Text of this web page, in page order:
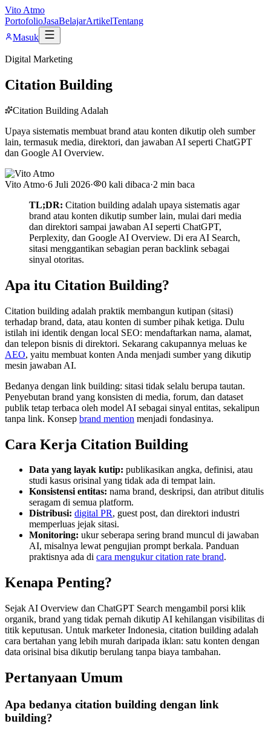
Vito Atmo
PortofolioJasaBelajarArtikelTentang
Masuk
Digital Marketing
Citation Building
Citation Building Adalah
Upaya sistematis membuat brand atau konten dikutip oleh sumber
lain, termasuk media, direktori, dan jawaban AI seperti ChatGPT
dan Google AI Overview.
Vito Atmo·6 Juli 2026· 0 kali dibaca·2 min baca
TL;DR: Citation building adalah upaya sistematis agar
brand atau konten dikutip sumber lain, mulai dari media
dan direktori sampai jawaban AI seperti ChatGPT,
Perplexity, dan Google AI Overview. Di era AI Search,
sitasi menggantikan sebagian peran backlink sebagai
sinyal otoritas.
Apa itu Citation Building?
Citation building adalah praktik membangun kutipan (sitasi)
terhadap brand, data, atau konten di sumber pihak ketiga. Dulu
istilah ini identik dengan local SEO: mendaftarkan nama, alamat,
dan telepon bisnis di direktori. Sekarang cakupannya meluas ke
AEO, yaitu membuat konten Anda menjadi sumber yang dikutip
mesin jawaban AI.
Bedanya dengan link building: sitasi tidak selalu berupa tautan.
Penyebutan brand yang konsisten di media, forum, dan dataset
publik tetap terbaca oleh model AI sebagai sinyal entitas, sekalipun
tanpa link. Konsep brand mention menjadi fondasinya.
Cara Kerja Citation Building
Data yang layak kutip: publikasikan angka, definisi, atau
studi kasus orisinal yang tidak ada di tempat lain.
Konsistensi entitas: nama brand, deskripsi, dan atribut ditulis
seragam di semua platform.
Distribusi: digital PR, guest post, dan direktori industri
memperluas jejak sitasi.
Monitoring: ukur seberapa sering brand muncul di jawaban
AI, misalnya lewat pengujian prompt berkala. Panduan
praktisnya ada di cara mengukur citation rate brand.
Kenapa Penting?
Sejak AI Overview dan ChatGPT Search mengambil porsi klik
organik, brand yang tidak pernah dikutip AI kehilangan visibilitas di
titik keputusan. Untuk marketer Indonesia, citation building adalah
cara bertahan yang lebih murah daripada iklan: satu konten dengan
data orisinal bisa dikutip berulang tanpa biaya tambahan.
Pertanyaan Umum
Apa bedanya citation building dengan link
building?